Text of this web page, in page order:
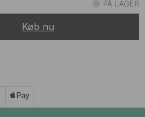
På lager
PÅ LAGER
Køb nu